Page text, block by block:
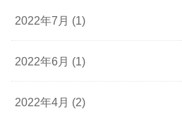
2022年7月 (1)
2022年6月 (1)
2022年4月 (2)